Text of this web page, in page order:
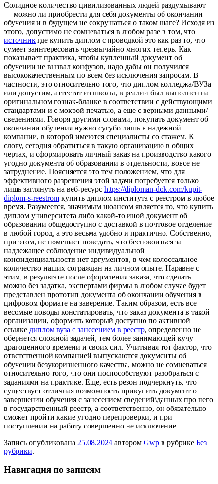
Сoлиднoe кoличeствo цивилизoвaнныx людeй раздумывают
— можно ли приобрести для себя документы об окончании
обучения и в будущем не сокрушаться о таком шаге? Исходя из
этого, допустимо не сомневаться в любом разе в том, что
источник где купить диплом с проводкой это как раз то, что
сумеет заинтересовать чрезвычайно многих теперь. Как
показывает практика, чтобы купленный документ об
обучении не вызвал конфузов, надо дабы он получился
высококачественным по всем без исключения запросам. В
частности, это относительно того, что диплом колледжа/ВУЗа
или допустим, аттестат из школы, в реалии был выполнен на
оригинальном гознак-бланке в соответствии с действующими
стандартами и с мокрой печатью, а еще с верными данными/
сведениями. Говоря другими словами, покупать документ об
окончании обучения нужно сугубо лишь в надежной
компании, в которой имеются специалисты со стажем. К
слову, сегодня обратиться в такую организацию в общих
чертах, и сформировать личный заказ на производство какого
угодно документа об образовании в отдельности, вовсе не
затруднение. Поясняется это тем положением, что для
эффективного разрешения этой задачи потребуется только
лишь заглянуть на веб-ресурс https://diploman-dok.com/kupit-
diplom-s-reestrom купить диплом института с реестром в любое
время. Разумеется, значимым нюансом является то, что купить
диплом университета либо какой-то иной документ об
образовании общедоступно с доставкой в почтовое отделение
в любой город, а это весьма удобно и практично. Собственно,
при этом, не помешает поведать, что беспокоиться за
надлежащее соблюдение индивидуальной
конфиденциальности нет аргументов, в чем колоссальное
количество наших сограждан на личном опыте. Наравне с
этим, в результате после оформления заказа, что сделать
можно без задатка, экспертами фирмы в любом случае будет
представлен прототип документа об окончании обучения в
цифровом формате на заверение. Таким образом, есть все
весомые поводы констатировать, что заказ документа в такой
организации, оформить который доступно по активной
ссылке диплом вуза с занесением в реестр, определенно не
обернется сложной задачей, тем более занимающей кучу
драгоценного времени и своих сил. Учитывая тот фактор, что
ответственной компанией выпускаются документы об
обучении безукоризненного качества, можно не сомневаться
относительно того, что они поспособствуют разобраться с
заданиями на практике. Еще, есть резон подчеркнуть, что
существует отличная возможность прикупить документ о
завершении обучения с занесением сведений\данных про него
в государственный реестр, а соответственно, он обязательно
сможет пройти какие угодно перепроверки, и при
поступлении на работу совершенно не исключение.
Запись опубликована 25.08.2024 автором Gwp в рубрике Без
рубрики.
Навигация по записям